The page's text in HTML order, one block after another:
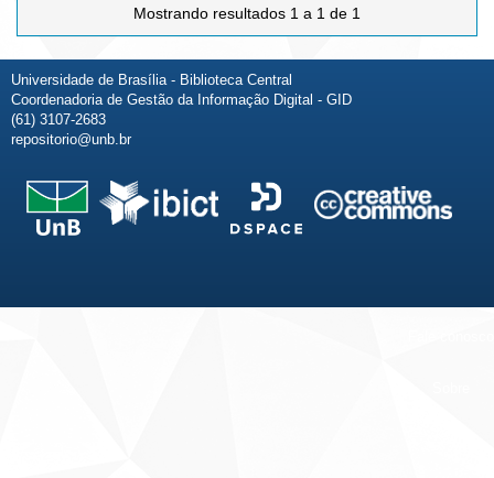
Mostrando resultados 1 a 1 de 1
Universidade de Brasília - Biblioteca Central
Coordenadoria de Gestão da Informação Digital - GID
(61) 3107-2683
repositorio@unb.br